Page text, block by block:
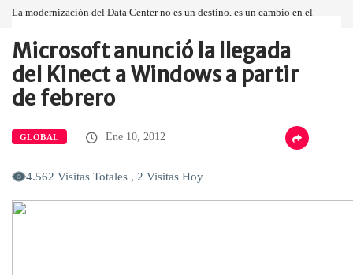
La modernización del Data Center no es un destino, es un cambio en el
Home
Global Microsoft anunció la…
Microsoft anunció la llegada
del Kinect a Windows a partir
de febrero
GLOBAL Ene 10, 2012
4.562 Visitas Totales , 2 Visitas Hoy